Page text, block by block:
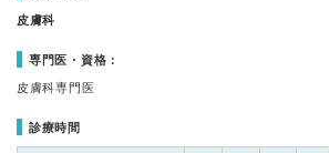
皮膚科
専門医・資格：
皮膚科専門医
診療時間